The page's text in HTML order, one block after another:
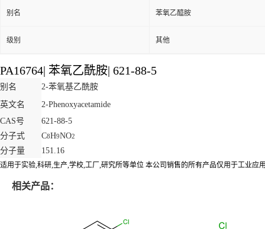
别名 苯氧乙醯胺
级别 其他
PA16764| 苯氧乙酰胺| 621-88-5
别名
2-苯氧基乙酰胺
英文名
2-Phenoxyacetamide
CAS号
621-88-5
分子式
C8H9NO2
分子量 151.16
适用于实验,科研,生产,学校,工厂,研究所等单位 本公司销售的所有产品仅用于工业
相关产品：